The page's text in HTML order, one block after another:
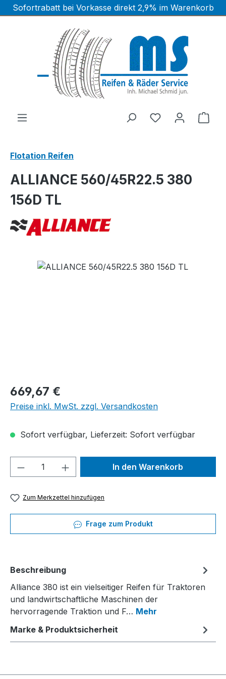
Zum Hauptinhalt springen
Sofortrabatt bei Vorkasse direkt 2,9% im Warenkorb
Flotation Reifen
ALLIANCE 560/45R22.5 380
156D TL
Bildergalerie überspringen
Regulärer Preis:
669,67 €
Preise inkl. MwSt. zzgl. Versandkosten
Sofort verfügbar, Lieferzeit: Sofort verfügbar
Produkt Anzahl: Gib denIn den Warenkorb
Zum Merkzettel hinzufügen
Frage zum Produkt
Beschreibung
Alliance 380 ist ein vielseitiger Reifen für Traktoren
und landwirtschaftliche Maschinen der
hervorragende Traktion und F… Mehr
Marke & Produktsicherheit